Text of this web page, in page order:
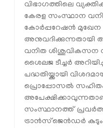
വിഭാഗത്തിലെ
കേരള സംസ്ഥാന
കോര്‍പ്പറേഷന്‍
അനുവദിക്കുന്നതായി
വനിത ശിശുവികസന
ശൈലജ ടീച്ചര്‍
പദ്ധതിയ്ക്കായി
പ്രൊപ്പോസല്‍
സംസ്ഥാനത്ത്
ട്രാന്‍സ്‌ജെന്‍ഡര്‍